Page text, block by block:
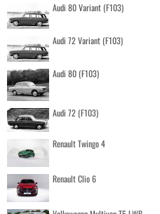
Audi 80 Variant (F103)
Audi 72 Variant (F103)
Audi 80 (F103)
Audi 72 (F103)
Renault Twingo 4
Renault Clio 6